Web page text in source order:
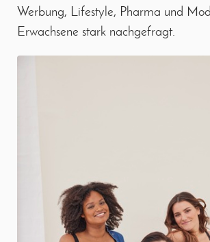
Werbung, Lifestyle, Pharma und
Erwachsene stark nachgefragt.